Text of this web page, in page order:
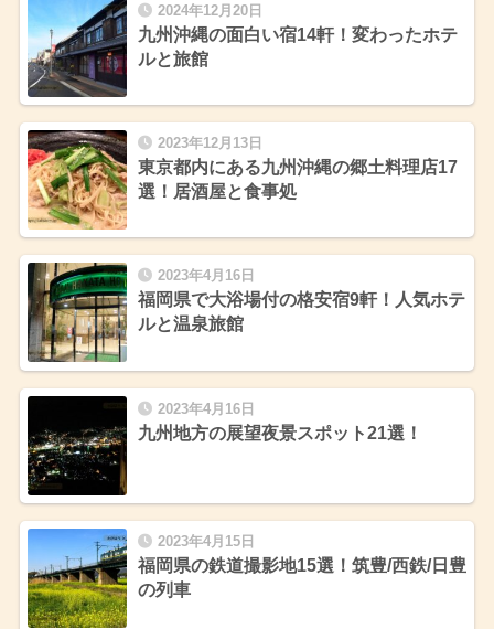
2024年12月20日
九州沖縄の面白い宿14軒！変わったホテ
ルと旅館
2023年12月13日
東京都内にある九州沖縄の郷土料理店17
選！居酒屋と食事処
2023年4月16日
福岡県で大浴場付の格安宿9軒！人気ホテ
ルと温泉旅館
2023年4月16日
九州地方の展望夜景スポット21選！
2023年4月15日
福岡県の鉄道撮影地15選！筑豊/西鉄/日豊
の列車